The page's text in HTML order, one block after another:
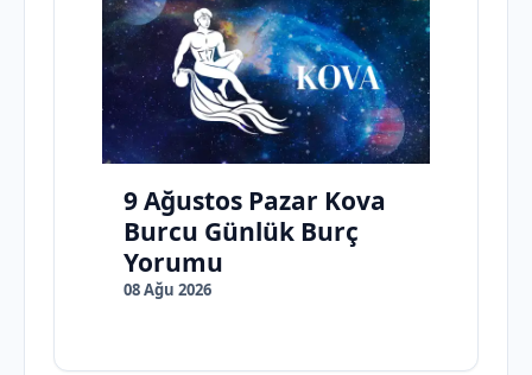
9 Ağustos Pazar Kova
Burcu Günlük Burç
Yorumu
08 Ağu 2026